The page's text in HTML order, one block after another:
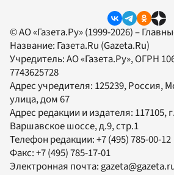
© АО «Газета.Ру» (1999-2026) –
Название: Газета.Ru (Gazeta.Ru)
Учредитель:АО «Газета.Ру», ОГРН
7743625728
Адрес учредителя: 125239, Россия,
улица, дом 67
Адрес редакции и издателя: 117105, г.
Варшавское шоссе, д.9, стр.1
Телефон редакции:+7 (495) 785-00-12
Факс:+7 (495) 785-17-01
Электронная почта: